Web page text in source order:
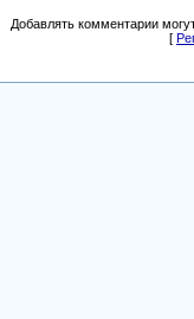
Добавлять комментарии
[